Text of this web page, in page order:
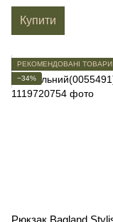
Купити
РЕКОМЕНДОВАНІ ТОВАРИ
−34%